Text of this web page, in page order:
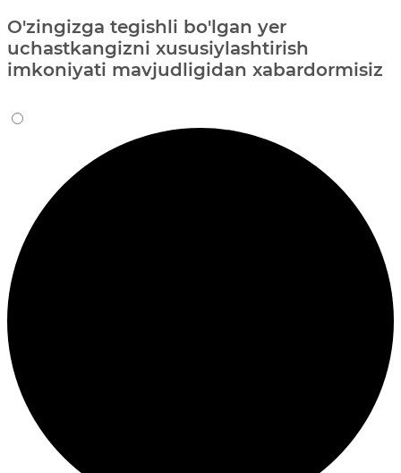
O'zingizga tegishli bo'lgan yer
uchastkangizni xususiylashtirish
imkoniyati mavjudligidan xabardormisiz